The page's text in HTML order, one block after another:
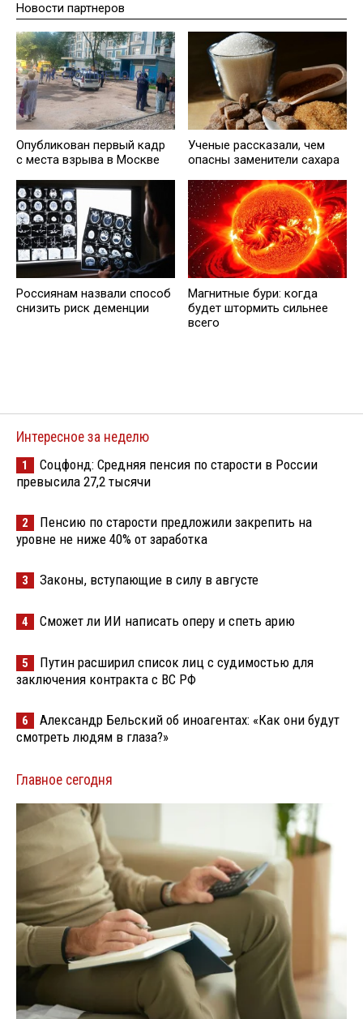
Новости партнеров
Опубликован первый кадр
с места взрыва в Москве
Ученые рассказали, чем
опасны заменители сахара
Россиянам назвали способ
снизить риск деменции
Магнитные бури: когда
будет штормить сильнее
всего
Интересное за неделю
1
Соцфонд: Средняя пенсия по старости в России
превысила 27,2 тысячи
2
Пенсию по старости предложили закрепить на
уровне не ниже 40% от заработка
3 Законы, вступающие в силу в августе
4 Сможет ли ИИ написать оперу и спеть арию
5
Путин расширил список лиц с судимостью для
заключения контракта с ВС РФ
6
Александр Бельский об иноагентах: «Как они будут
смотреть людям в глаза?»
Главное сегодня